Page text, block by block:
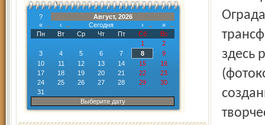
?
Август, 2026
«
‹ Сегодня ›
»
Пн
Вт Ср Чт Пт Сб
Вс
1
2
3
4 5 6 7 8
9
10
11 12 13 14 15
16
17
18 19 20 21 22
23
24
25 26 27 28 29
30
31
Выберите дату
здесь